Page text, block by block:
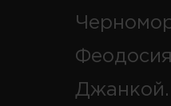
Джанкой.